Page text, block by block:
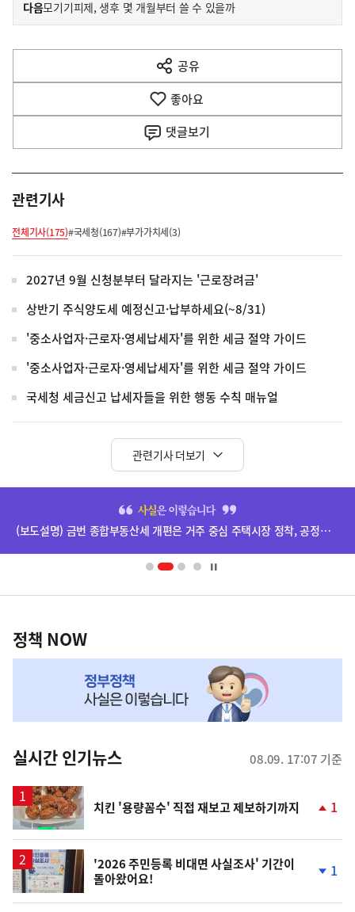
전
다
음
다음기
모기기피제, 생후 몇 개월부터 쓸 수 있을까
공유
열
기
좋아요
댓글보기
관련기사
전체기사(175)#국세청(167)#부가가치세(3)
2027년 9월 신청분부터 달라지는 '근로장려금'
상반기 주식양도세 예정신고·납부하세요(~8/31)
'중소사업자·근로자·영세납세자'를 위한 세금 절약 가이드
'중소사업자·근로자·영세납세자'를 위한 세금 절약 가이드
국세청 세금신고 납세자들을 위한 행동 수칙 매뉴얼
관련기사 더보기
배
영
(보도설명) 금번 종합부동산세 개편은 거주 중심 주택시장 정착, 공정과세 및 과세형평 제고를 위한 것입니다.
책
NOW,
뉴
스
정책 NOW
실시간 인기뉴스 08.09. 17:07 기준
치킨 '용량꼼수' 직접 재보고 제보하기까지
계
1
'2026 주민등록 비대면 사실조사' 기간이
돌아왔어요!
계
1